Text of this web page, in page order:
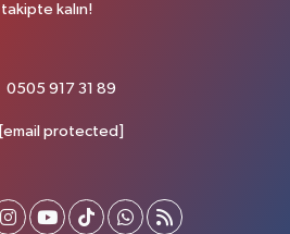
takipte kalın!
0505 917 31 89
[email protected]